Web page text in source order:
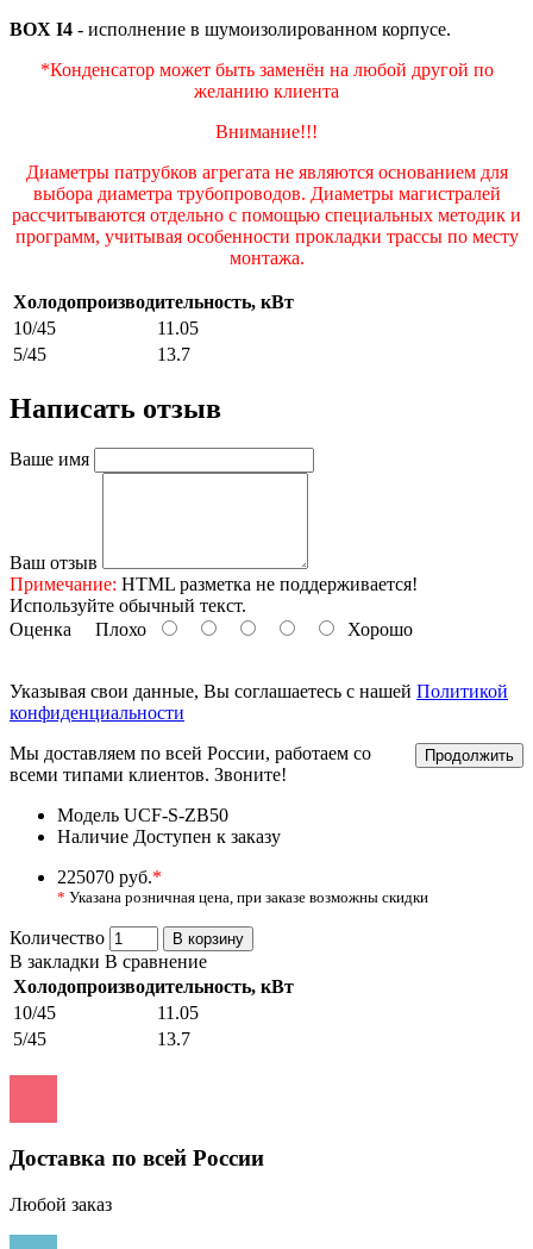
BOX I4 - исполнение в шумоизолированном корпусе.
*Конденсатор может быть заменён на любой другой по
желанию клиента
Внимание!!!
Диаметры патрубков агрегата не являются основанием для
выбора диаметра трубопроводов. Диаметры магистралей
рассчитываются отдельно с помощью специальных методик и
программ, учитывая особенности прокладки трассы по месту
монтажа.
Холодопроизводительность, кВт
10/45
11.05
5/45
13.7
Написать отзыв
Ваше имя
Ваш отзыв
Примечание: HTML разметка не поддерживается!
Используйте обычный текст.
Оценка Плохо Хорошо
Указывая свои данные, Вы соглашаетесь с нашей Политикой
конфиденциальности
Продолжить
Мы доставляем по всей России, работаем со
всеми типами клиентов. Звоните!
Модель UCF-S-ZB50
Наличие Доступен к заказу
225070 руб.*
* Указана розничная цена, при заказе возможны скидки
Количество В корзину
В закладки В сравнение
Холодопроизводительность, кВт
10/45
11.05
5/45
13.7
Доставка по всей России
Любой заказ